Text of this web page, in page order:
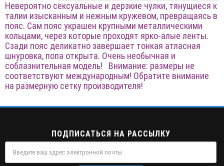
Невероятно сексуальные и дерзкие чулки, тянущиеся к
талии изысканным и нежным кружевом, превращаясь в
пояс. Сам пояс украшен крупными металлическими
кольцами, через которые проходят ярко-алые ленты.
Сзади пояс деликатно завершает тонкая атласная
шнуровка, попа открыта. Очень необычная и
соблазнительная модель! Внимание: размеры не
соответствуют международным! Обратите внимание
на размерную сетку производителя!
ПОДПИСАТЬСЯ НА РАССЫЛКУ